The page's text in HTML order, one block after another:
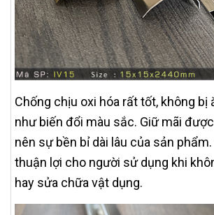
Chống chịu oxi hóa rất tốt, không bị
như biến đổi màu sắc. Giữ mãi
nên sự bền bỉ dài lâu của sản
thuận lợi cho người sử dụng khi
hay sửa chữa vật dụng.